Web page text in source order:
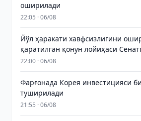
оширилади
22:05 · 06/08
Йўл ҳаракати хавфсизлигини
қаратилган қонун лойиҳаси
22:00 · 06/08
Фарғонада Корея инвестицияси
туширилади
21:55 · 06/08